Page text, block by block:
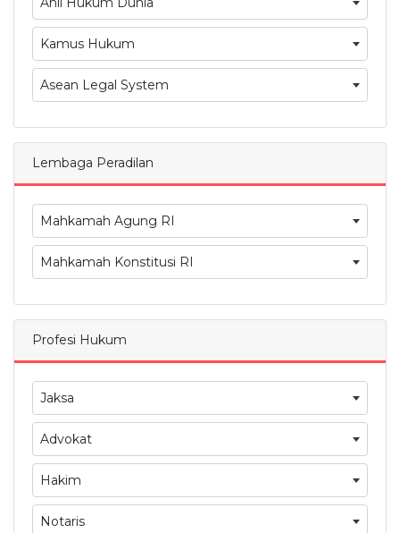
Kamus Hukum
Asean Legal System
Lembaga Peradilan
Mahkamah Agung RI
Mahkamah Konstitusi RI
Profesi Hukum
Jaksa
Advokat
Hakim
Notaris